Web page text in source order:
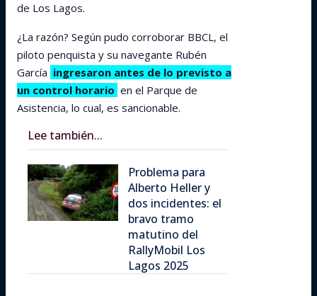
de Los Lagos.
¿La razón? Según pudo corroborar BBCL, el
piloto penquista y su navegante Rubén
García ingresaron antes de lo previsto a
un control horario en el Parque de
Asistencia, lo cual, es sancionable.
Lee también...
Problema para
Alberto Heller y
dos incidentes: el
bravo tramo
matutino del
RallyMobil Los
Lagos 2025